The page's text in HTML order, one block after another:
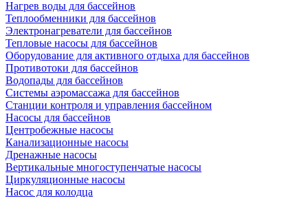
Нагрев воды для бассейнов
Теплообменники для бассейнов
Электронагреватели для бассейнов
Тепловые насосы для бассейнов
Оборудование для активного отдыха для бассейнов
Противотоки для бассейнов
Водопады для бассейнов
Системы аэромассажа для бассейнов
Станции контроля и управления бассейном
Насосы для бассейнов
Центробежные насосы
Канализационные насосы
Дренажные насосы
Вертикальные многоступенчатые насосы
Циркуляционные насосы
Насос для колодца